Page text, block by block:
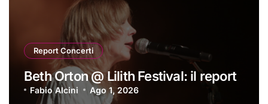
Report Concerti
Beth Orton @ Lilith Festival: il report
Fabio Alcini Ago 1, 2026